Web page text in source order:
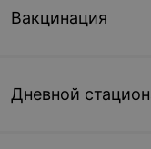
Вакцинация
Дневной